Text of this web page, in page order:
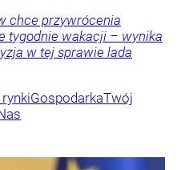
chce przywrócenia
tygodnie wakacji – wynika
w tej sprawie lada
GospodarkaTwój